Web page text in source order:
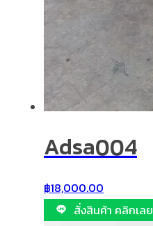
Adsa004
฿18,000.00
สั่งสินค้า คลิกเลย